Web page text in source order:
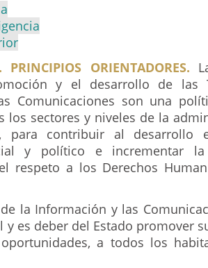
ORIENTADORES.
y el desarrollo de las
Comunicaciones son una
los sectores y niveles de la
para contribuir al desarrollo
y político e incrementar
respeto a los Derechos
la Información y las
y es deber del Estado promover
a todos los